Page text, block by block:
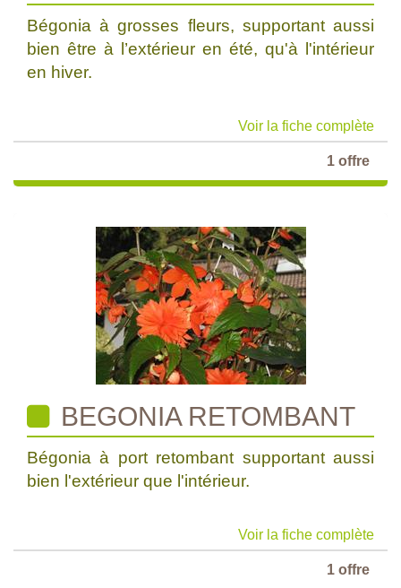
Bégonia à grosses fleurs, supportant aussi
bien être à l’extérieur en été, qu'à l'intérieur
en hiver.
Voir la fiche complète
1 offre
BEGONIA RETOMBANT
Bégonia à port retombant supportant aussi
bien l'extérieur que l'intérieur.
Voir la fiche complète
1 offre